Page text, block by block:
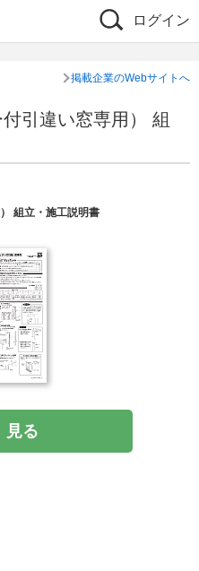
ログイン
掲載企業のWebサイトへ
引違い窓専用） 組
組立・施工説明書
見る